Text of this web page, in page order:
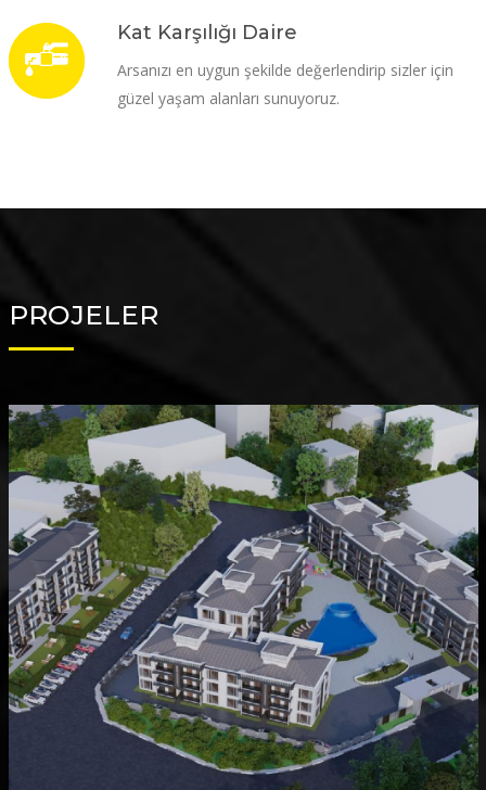
Kat Karşılığı Daire
Arsanızı en uygun şekilde değerlendirip sizler için
güzel yaşam alanları sunuyoruz.
PROJELER